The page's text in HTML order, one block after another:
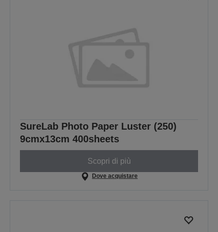
SureLab Photo Paper Luster (250)
9cmx13cm 400sheets
Scopri di più
Dove acquistare